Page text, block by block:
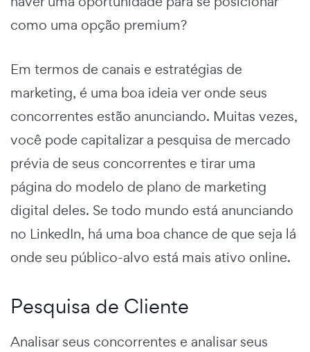
como uma opção premium?
Em termos de canais e estratégias de
marketing, é uma boa ideia ver onde seus
concorrentes estão anunciando. Muitas vezes,
você pode capitalizar a pesquisa de mercado
prévia de seus concorrentes e tirar uma
página do modelo de plano de marketing
digital deles. Se todo mundo está anunciando
no LinkedIn, há uma boa chance de que seja lá
onde seu público-alvo está mais ativo online.
Pesquisa de Cliente
Analisar seus concorrentes e analisar seus